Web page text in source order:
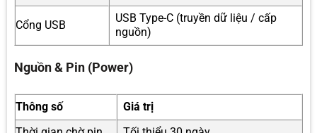
Cổng USB
USB Type-C (truyền dữ liệu / cấp
nguồn)
Nguồn & Pin (Power)
Thông số
Giá trị